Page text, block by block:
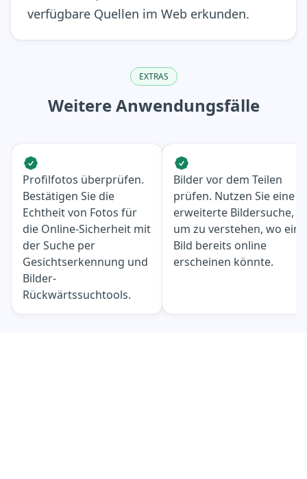
verfügbare Quellen im Web erkunden.
EXTRAS
Weitere Anwendungsfälle
Profilfotos überprüfen.
Bestätigen Sie die
Echtheit von Fotos für
die Online-Sicherheit mit
der Suche per
Gesichtserkennung und
Bilder-
Rückwärtssuchtools.
Bilder vor dem Teilen
prüfen. Nutzen Sie eine
erweiterte Bildersuche,
um zu verstehen, wo ein
Bild bereits online
erscheinen könnte.